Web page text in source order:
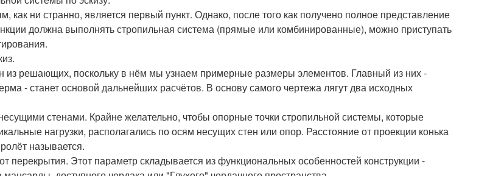
ни странно, является первый пункт. Однако, после того как получено полное представление
должна выполнять стропильная система (прямые или комбинированные), можно приступать
из решающих, поскольку в нём мы узнаем примерные размеры элементов. Главный из них -
- станет основой дальнейших расчётов. В основу самого чертежа лягут два исходных
стенами. Крайне желательно, чтобы опорные точки стропильной системы, которые
нагрузки, располагались по осям несущих стен или опор. Расстояние от проекции конька
называется.
перекрытия. Этот параметр складывается из функциональных особенностей конструкции -